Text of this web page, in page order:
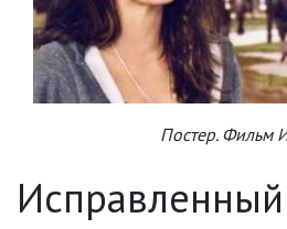
Постер. Фильм